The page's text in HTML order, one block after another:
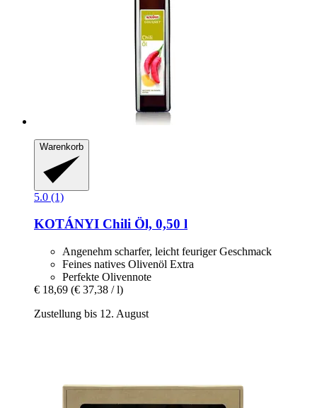
Warenkorb
5.0 (1)
KOTÁNYI Chili Öl, 0,50 l
Angenehm scharfer, leicht feuriger Geschmack
Feines natives Olivenöl Extra
Perfekte Olivennote
€ 18,69 (€ 37,38 / l)
Zustellung bis 12. August